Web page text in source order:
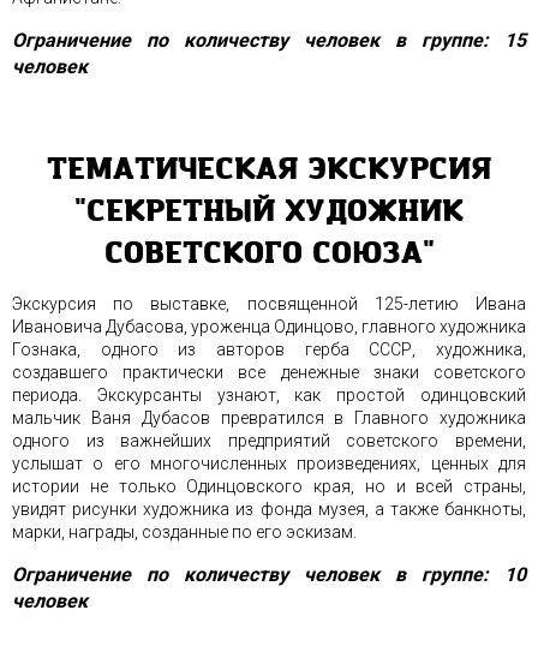
Ограничение по количеству человек в группе: 15
человек
ТЕМАТИЧЕСКАЯ ЭКСКУРСИЯ
"СЕКРЕТНЫЙ ХУДОЖНИК
СОВЕТСКОГО СОЮЗА"
Экскурсия по выставке, посвященной 125-летию Ивана
Ивановича Дубасова, уроженца Одинцово, главного художника
Гознака, одного из авторов герба СССР, художника,
создавшего практически все денежные знаки советского
периода. Экскурсанты узнают, как простой одинцовский
мальчик Ваня Дубасов превратился в Главного художника
одного из важнейших предприятий советского времени,
услышат о его многочисленных произведениях, ценных для
истории не только Одинцовского края, но и всей страны,
увидят рисунки художника из фонда музея, а также банкноты,
марки, награды, созданные по его эскизам.
Ограничение по количеству человек в группе: 10
человек